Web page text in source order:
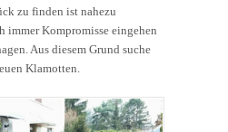
zu finden ist nahezu
immer Kompromisse eingehen
Aus diesem Grund suche
Klamotten.